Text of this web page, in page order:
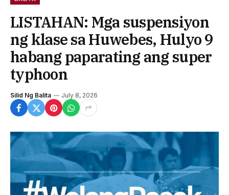
LISTAHAN: Mga suspensiyon
ng klase sa Huwebes, Hulyo 9
habang paparating ang super
typhoon
Silid Ng Balita July 8, 2026